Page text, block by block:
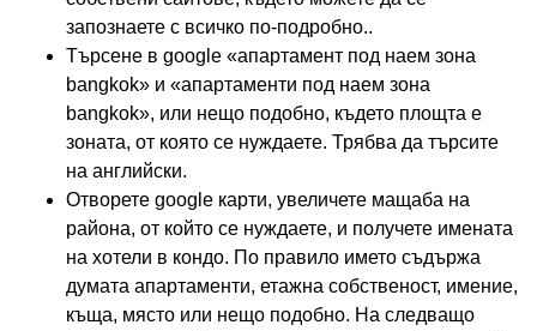
запознаете с всичко по-подробно..
Търсене в google «апартамент под наем зона
bangkok» и «апартаменти под наем зона
bangkok», или нещо подобно, където площта е
зоната, от която се нуждаете. Трябва да търсите
на английски.
Отворете google карти, увеличете мащаба на
района, от който се нуждаете, и получете имената
на хотели в кондо. По правило името съдържа
думата апартаменти, етажна собственост, имение,
къща, място или нещо подобно. На следващо